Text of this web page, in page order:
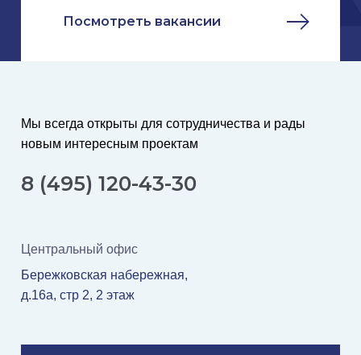
Посмотреть вакансии
Центральный офис
Бережковская набережная,
д.16а, стр 2, 2 этаж
Мы всегда открыты для сотрудничества и рады
новым интересным проектам
8 (495) 120-43-30